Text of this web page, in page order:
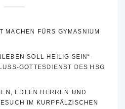
MACHEN FÜRS GYMASNIUM
SOLL HEILIG SEIN“-
GOTTESDIENST DES HSG
EDLEN HERREN UND
IM KURPFÄLZISCHEN